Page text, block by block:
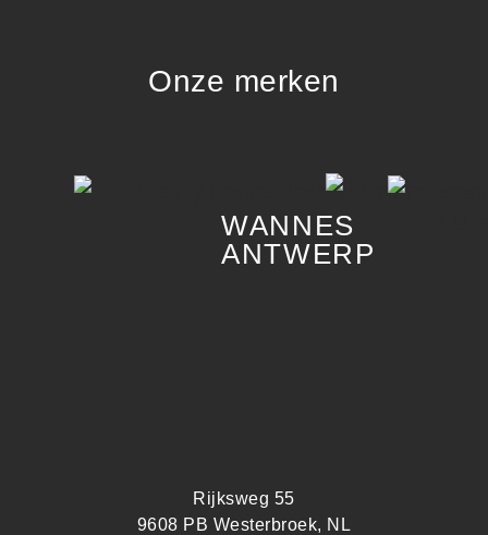
Onze merken
WANNES
ANTWERP
Rijksweg 55
9608 PB Westerbroek, NL